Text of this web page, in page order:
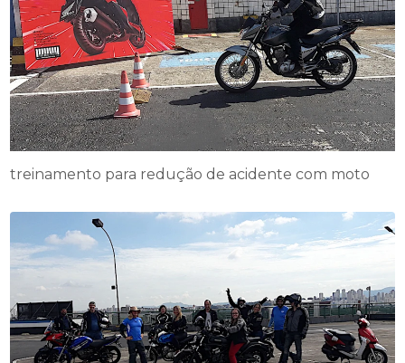
treinamento para redução de acidente com moto